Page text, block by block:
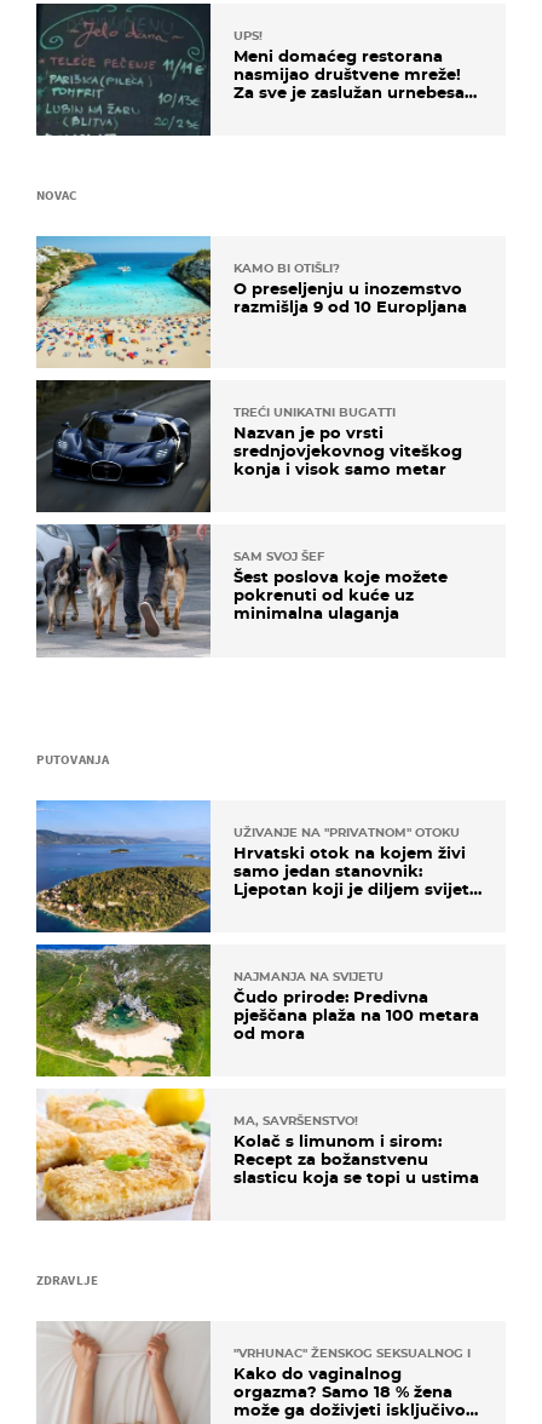
ZDRAVLJE
"VRHUNAC" ŽENSKOG SEKSUALNOG ISKUSTVA
Kako do vaginalnog
orgazma? Samo 18 % žena
može ga doživjeti isključivo
UPS!
Meni domaćeg restorana
nasmijao društvene mreže!
Za sve je zaslužan urnebesan
PUTOVANJA
UŽIVANJE NA "PRIVATNOM" OTOKU
Hrvatski otok na kojem živi
samo jedan stanovnik:
Ljepotan koji je diljem svijeta
NAJMANJA NA SVIJETU
Čudo prirode: Predivna
pješčana plaža na 100 metara
od mora
MA, SAVRŠENSTVO!
Kolač s limunom i sirom:
Recept za božanstvenu
slasticu koja se topi u ustima
NOVAC
KAMO BI OTIŠLI?
O preseljenju u inozemstvo
razmišlja 9 od 10 Europljana
TREĆI UNIKATNI BUGATTI
Nazvan je po vrsti
srednjovjekovnog viteškog
konja i visok samo metar
SAM SVOJ ŠEF
Šest poslova koje možete
pokrenuti od kuće uz
minimalna ulaganja